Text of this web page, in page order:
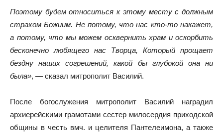
Поэтому будем относиться к этому месту с должным
страхом Божиим. Не потому, что нас кто-то накажет,
а потому, что мы можем осквернить храм и оскорбить
бесконечно любящего нас Творца, Который прощает
бездну наших согрешений, какой бы глубокой она ни
была», — сказал митрополит Василий.
После богослужения митрополит Василий наградил
архиерейскими грамотами сестер милосердия приходской
общины в честь вмч. и целителя Пантелеимона, а также